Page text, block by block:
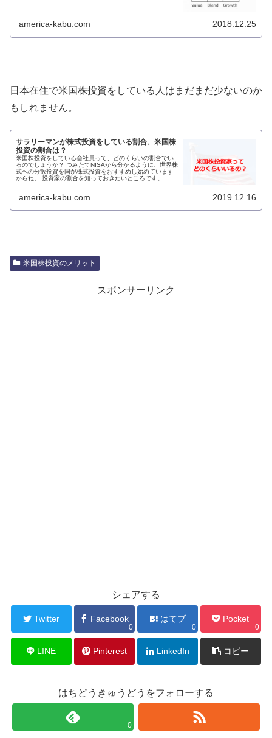
america-kabu.com 2018.12.25
日本在住で米国株投資をしている人はまだまだ少ないのか
もしれません。
サラリーマンが株式投資をしている割合、米国株
投資の割合は？
米国株投資をしている会社員って、どのくらいの割合でい
るのでしょうか？ つみたてNISAから分かるように、世界株
式への分散投資を国が株式投資をおすすめし始めています
からね。 投資家の割合を知っておきたいところです。 ...
america-kabu.com 2019.12.16
米国株投資のメリット
スポンサーリンク
シェアする
Twitter Facebook
0
はてブ
0
Pocket
0
LINE Pinterest LinkedIn コピー
はちどうきゅうどうをフォローする
0